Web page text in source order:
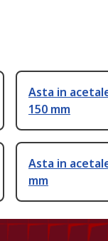
Asta in
150 mm
Asta in
mm